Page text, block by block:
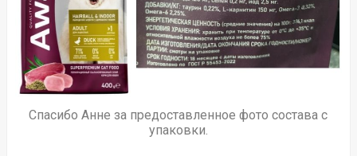
Спасибо Анне за предоставленное фото состава с
упаковки.